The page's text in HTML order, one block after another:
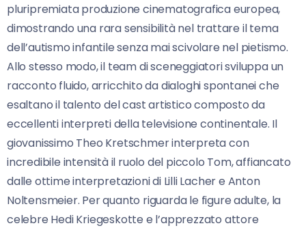
pluripremiata produzione cinematografica europea,
dimostrando una rara sensibilità nel trattare il tema
dell’autismo infantile senza mai scivolare nel pietismo.
Allo stesso modo, il team di sceneggiatori sviluppa un
racconto fluido, arricchito da dialoghi spontanei che
esaltano il talento del cast artistico composto da
eccellenti interpreti della televisione continentale. Il
giovanissimo Theo Kretschmer interpreta con
incredibile intensità il ruolo del piccolo Tom, affiancato
dalle ottime interpretazioni di Lilli Lacher e Anton
Noltensmeier. Per quanto riguarda le figure adulte, la
celebre Hedi Kriegeskotte e l’apprezzato attore